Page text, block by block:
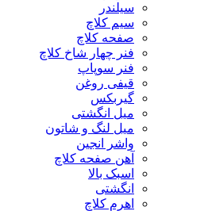
سیلندر
سیم کلاچ
صفحه کلاچ
فنر چهار شاخ کلاچ
فنر سوپاپ
قیفی روغن
گیربکس
میل انگشتی
میل لنگ و شاتون
واشر انجین
آهن صفحه کلاچ
اسبک بالا
انگشتی
اهرم کلاچ